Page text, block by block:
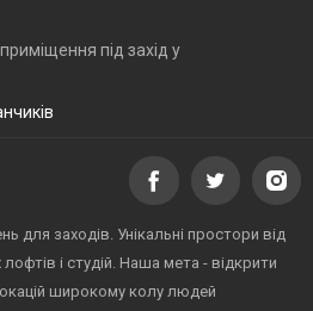
під захід у
для заходів. Унікальні простори від
і студій. Наша мета - відкрити
широкому колу людей